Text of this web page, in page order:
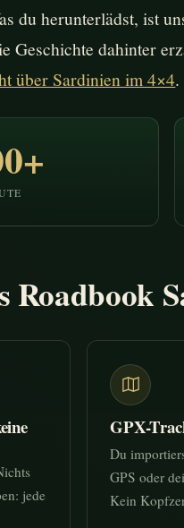
du herunterlädst, ist
Geschichte dahinter
über Sardinien im 4×4.
Roadbook
jede
GPX-
Du
GPS oder
Kein